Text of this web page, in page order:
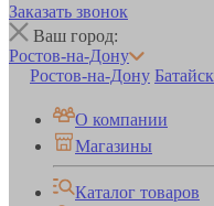
Заказать звонок
Ваш город:
Ростов-на-Дону
Ростов-на-Дону Батайск
О компании
Магазины
Каталог товаров